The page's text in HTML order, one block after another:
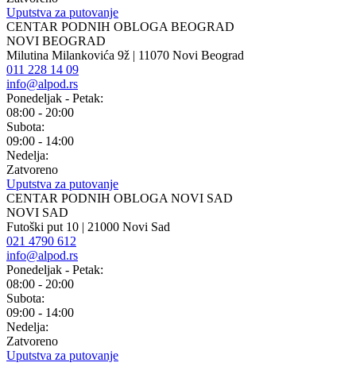
Uputstva za putovanje
CENTAR PODNIH OBLOGA BEOGRAD
NOVI BEOGRAD
Milutina Milankovića 9ž | 11070 Novi Beograd
011 228 14 09
info@alpod.rs
Ponedeljak - Petak:
08:00 - 20:00
Subota:
09:00 - 14:00
Nedelja:
Zatvoreno
Uputstva za putovanje
CENTAR PODNIH OBLOGA NOVI SAD
NOVI SAD
Futoški put 10 | 21000 Novi Sad
021 4790 612
info@alpod.rs
Ponedeljak - Petak:
08:00 - 20:00
Subota:
09:00 - 14:00
Nedelja:
Zatvoreno
Uputstva za putovanje